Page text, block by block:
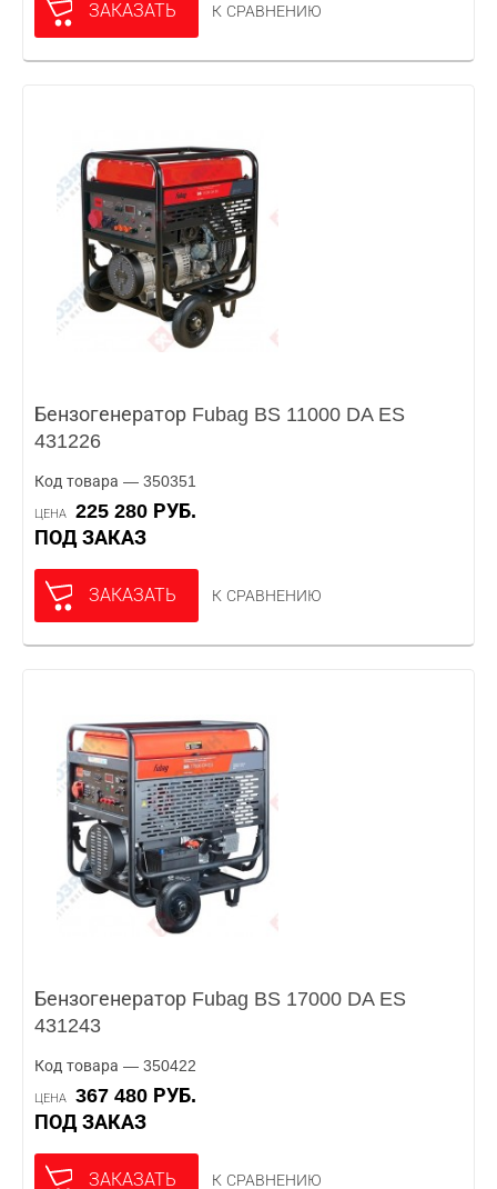
ЗАКАЗАТЬ К СРАВНЕНИЮ
Бензогенератор Fubag BS 11000 DA ES
431226
Код товара — 350351
ЦЕНА
225 280 РУБ.
ПОД ЗАКАЗ
ЗАКАЗАТЬ К СРАВНЕНИЮ
Бензогенератор Fubag BS 17000 DA ES
431243
Код товара — 350422
ЦЕНА
367 480 РУБ.
ПОД ЗАКАЗ
ЗАКАЗАТЬ К СРАВНЕНИЮ